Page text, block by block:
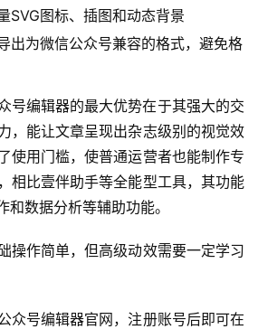
SVG图标、插图和动态背景
出为微信公众号兼容的格式，避免格
号编辑器的最大优势在于其强大的交
，能让文章呈现出杂志级别的视觉效
使用门槛，使普通运营者也能制作专
相比壹伴助手等全能型工具，其功能
数据分析等辅助功能。
操作简单，但高级动效需要一定学习
众号编辑器官网，注册账号后即可在